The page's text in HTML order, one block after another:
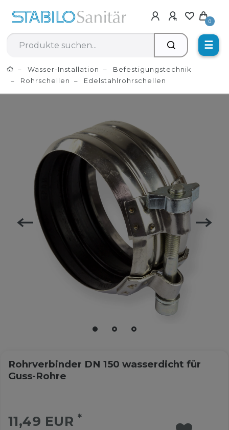
0
☰
Wasser-Installation
Befestigungstechnik
Rohrschellen
Edelstahlrohrschellen
Rohrverbinder DN 150 wasserdicht für
Guss-Rohre
11,49 EUR *